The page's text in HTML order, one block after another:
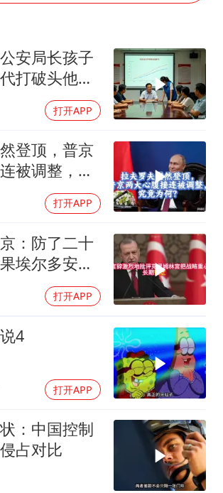
浙江台州《告全体市民书》
酒店回应车内过夜被收150元
梁家辉百花奖演讲落泪
安局长孩子
打破头他爹
打开APP
登顶，普京
被调整，究
打开APP
：防了二十
埃尔多安把
打开APP
4
打开APP
：中国控制
占对比